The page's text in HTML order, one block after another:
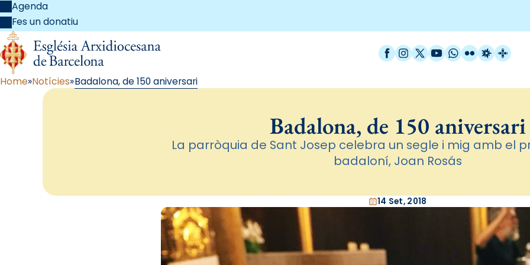
Agenda
Fes un donatiu
Facebook
Instagram
X / Twitter
YouTube
WhatsApp
FlickrRadio
Home Notícies Badalona, de 150 aniversari
Badalona, de 150 aniversari
La parròquia de Sant Josep celebra un segle i mig amb el
badaloní, Joan Rosás
14 Set, 2018